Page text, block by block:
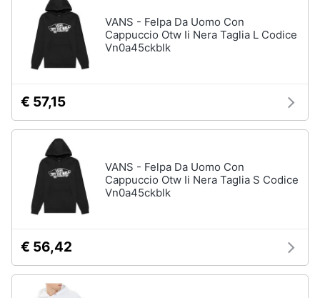
VANS - Felpa Da Uomo Con
Cappuccio Otw Ii Nera Taglia L Codice
Vn0a45ckblk
€ 57,15
VANS - Felpa Da Uomo Con
Cappuccio Otw Ii Nera Taglia S Codice
Vn0a45ckblk
€ 56,42